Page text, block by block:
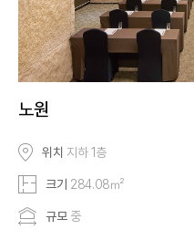
노원
위치 지하 1층
크기 284.08㎡
규모중